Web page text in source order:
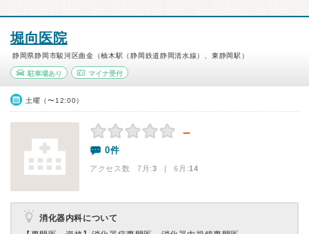
堀向医院
静岡県静岡市駿河区曲金（柚木駅（静岡鉄道静岡清水線）、東静岡駅）
駐車場あり マイナ受付
土曜（〜12:00）
－
0件
アクセス数 7月:3 | 6月:14
消化器内科について